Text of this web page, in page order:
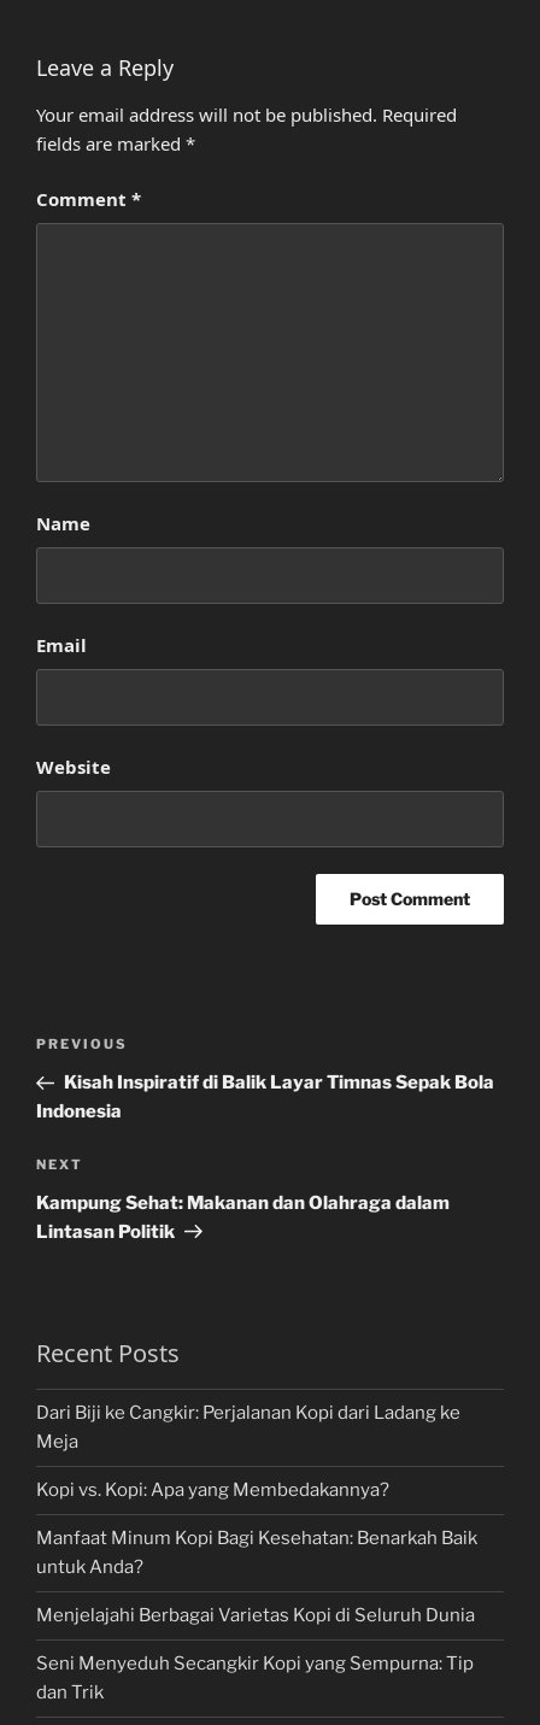
Leave a Reply
Your email address will not be published. Required
fields are marked *
Comment *
Name
Email
Website
Previous
Post
PREVIOUS
Kisah Inspiratif di Balik Layar Timnas Sepak Bola
Indonesia
Next
Post
NEXT
Kampung Sehat: Makanan dan Olahraga dalam
Lintasan Politik
Recent Posts
Dari Biji ke Cangkir: Perjalanan Kopi dari Ladang ke
Meja
Kopi vs. Kopi: Apa yang Membedakannya?
Manfaat Minum Kopi Bagi Kesehatan: Benarkah Baik
untuk Anda?
Menjelajahi Berbagai Varietas Kopi di Seluruh Dunia
Seni Menyeduh Secangkir Kopi yang Sempurna: Tip
dan Trik